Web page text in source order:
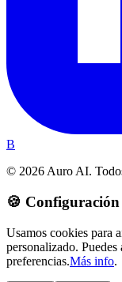
B
© 2026 Auro AI.
🍪 Configuración
Usamos cookies para
personalizado.
preferencias.Más info.